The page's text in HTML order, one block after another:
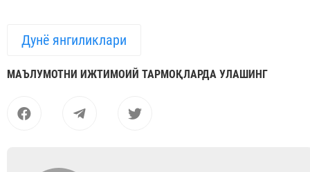
Дунё янгиликлари
МАЪЛУМОТНИ ИЖТИМОИЙ ТАРМОҚЛАРДА УЛАШИНГ